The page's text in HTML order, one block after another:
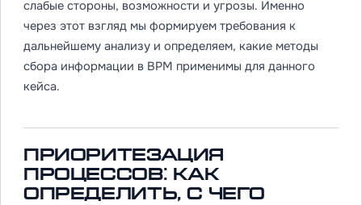
слабые стороны, возможности и угрозы. Именно
через этот взгляд мы формируем требования к
дальнейшему анализу и определяем, какие методы
сбора информации в BPM применимы для данного
кейса.
Приоритезация
процессов: как
определить, с чего